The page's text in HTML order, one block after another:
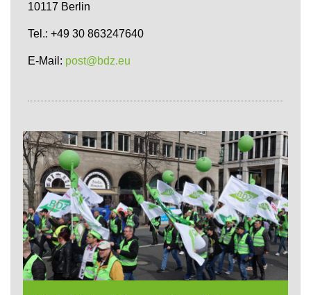
10117 Berlin
Tel.: +49 30 863247640
E-Mail: post@bdz.eu